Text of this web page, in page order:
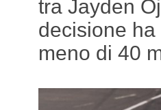
tra Jayden
decisione
meno di 40